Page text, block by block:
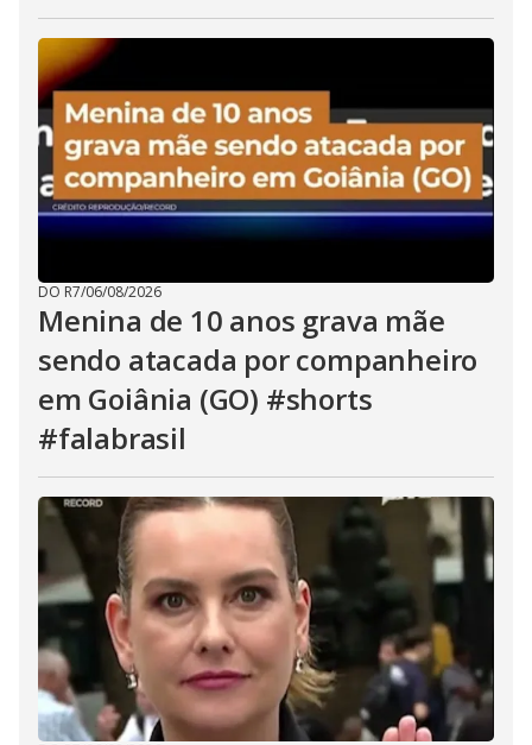
DO R7/06/08/2026
Menina de 10 anos grava mãe
sendo atacada por companheiro
em Goiânia (GO) #shorts
#falabrasil